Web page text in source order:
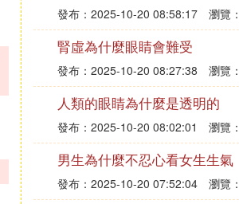
發布：2025-10-20 08:58:17 瀏覽
腎虛為什麼眼睛會難受
發布：2025-10-20 08:27:38 瀏覽
人類的眼睛為什麼是透明的
發布：2025-10-20 08:02:01 瀏覽
男生為什麼不忍心看女生生氣
發布：2025-10-20 07:52:04 瀏覽